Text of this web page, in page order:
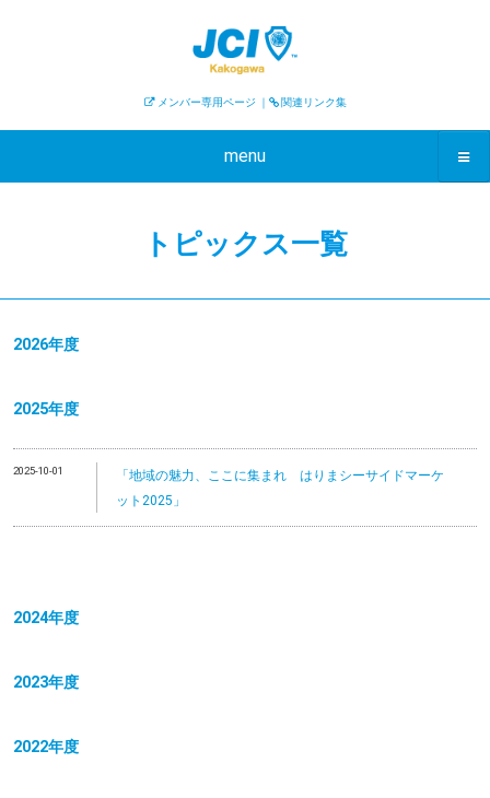
メンバー専用ページ ｜ 関連リンク集
menu
トピックス一覧
2026年度
2025年度
2025-10-01
「地域の魅力、ここに集まれ はりまシーサイドマーケ
ット2025」
2024年度
2023年度
2022年度